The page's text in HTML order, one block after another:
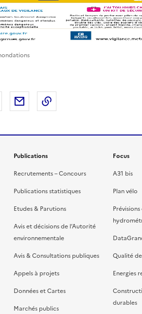
sur X
Partager sur LinkedIn
Partager par emailCopier le lien de la
Publications
Recrutements – Concours
Publications statistiques
Etudes & Parutions
Avis et décisions de l’Autorité
environnementale
Avis & Consultations publiques
Appels à projets
Données et Cartes
Marchés publics
Focus
A31 bis
Plan vélo
Qualité
Energies
durables